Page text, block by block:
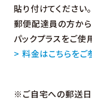
貼り付けてください。
郵便配達員の方か
パックプラスをご使
> 料金はこちらをご
※ご自宅への郵送日